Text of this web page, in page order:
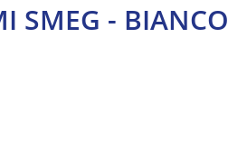
SMEG - BIANCO